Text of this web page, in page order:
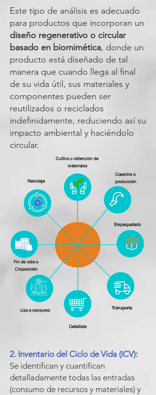
Este tipo de análisis es adecuado
para productos que incorporan un
diseño regenerativo o circular
basado en biomimética, donde un
producto está diseñado de tal
manera que cuando llega al final
de su vida útil, sus materiales y
componentes pueden ser
reutilizados o reciclados
indefinidamente, reduciendo así su
impacto ambiental y haciéndolo
circular.
2. Inventario del Ciclo de Vida (ICV):
Se identifican y cuantifican
detalladamente todas las entradas
(consumo de recursos y materiales) y